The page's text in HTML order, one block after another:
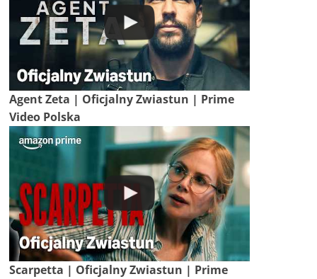
Agent Zeta | Oficjalny Zwiastun | Prime
Video Polska
Scarpetta | Oficjalny Zwiastun | Prime